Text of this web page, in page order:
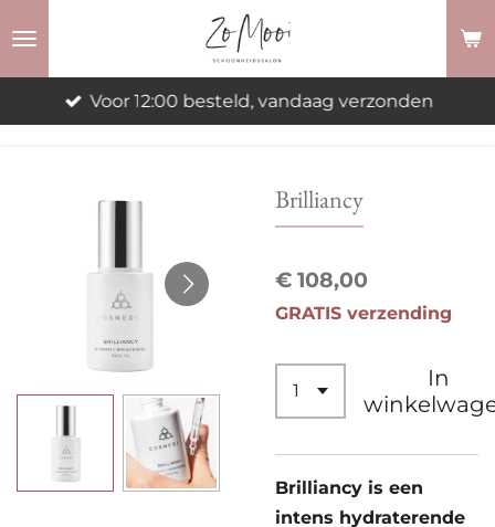
Voor 12:00 besteld, vandaag verzonden
Brilliancy
€ 108,00
GRATIS verzending
In
Brilliancy is een
intens hydraterende